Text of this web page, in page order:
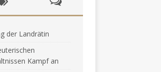
der Landrätin
Kampf an